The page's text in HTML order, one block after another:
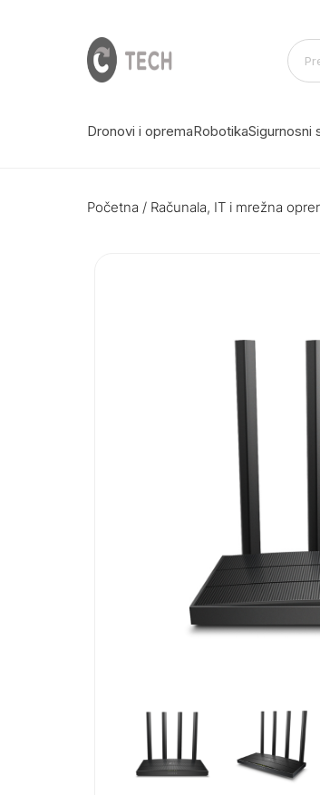
Dronovi i opremaRobotikaSigurnosni
Početna / Računala, IT i mrežna